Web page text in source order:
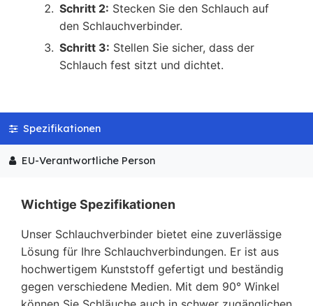
Schritt 2: Stecken Sie den Schlauch auf
den Schlauchverbinder.
Schritt 3: Stellen Sie sicher, dass der
Schlauch fest sitzt und dichtet.
Spezifikationen
EU-Verantwortliche Person
Wichtige Spezifikationen
Unser Schlauchverbinder bietet eine zuverlässige
Lösung für Ihre Schlauchverbindungen. Er ist aus
hochwertigem Kunststoff gefertigt und beständig
gegen verschiedene Medien. Mit dem 90° Winkel